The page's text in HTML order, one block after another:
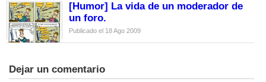
[Humor] La vida de un moderador de
un foro.
Publicado el 18 Ago 2009
Dejar un comentario